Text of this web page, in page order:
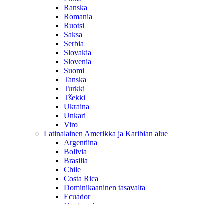
Ranska
Romania
Ruotsi
Saksa
Serbia
Slovakia
Slovenia
Suomi
Tanska
Turkki
Tšekki
Ukraina
Unkari
Viro
Latinalainen Amerikka ja Karibian alue
Argentiina
Bolivia
Brasilia
Chile
Costa Rica
Dominikaaninen tasavalta
Ecuador